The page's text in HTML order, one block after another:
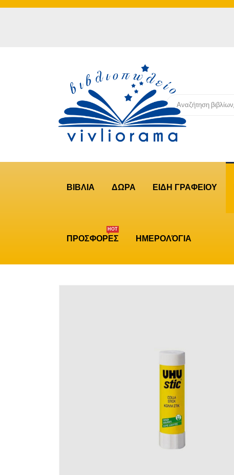
ΒΙΒΛΙΑ ΔΩΡΑ ΕΙΔΗ ΓΡΑΦΕΙΟΥ
ΠΡΟΣΦΟΡΕΣ
ΗΟΤ
ΗΜΕΡΟΛΌΓΙΑ